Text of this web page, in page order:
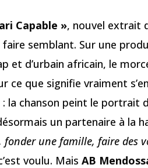
Capable », nouvel extrait
semblant. Sur une
et d’urbain africain, le
ce que signifie vraiment
la chanson peint le portrait
un partenaire à la
fonder une famille, faire des
voulu. Mais AB